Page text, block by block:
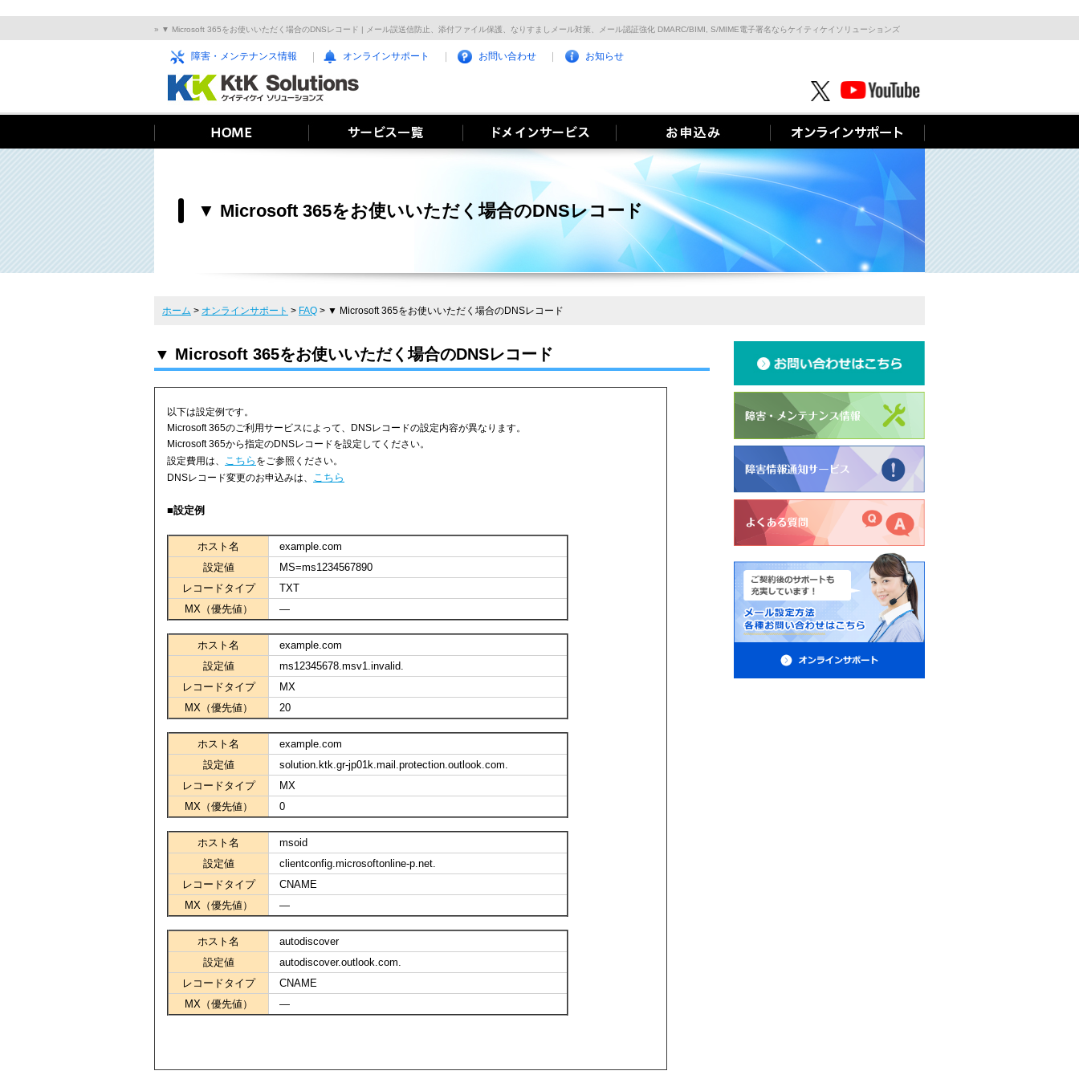
» ▼ Microsoft 365をお使いいただく場合のDNSレコード | メール誤送信防止、添付ファイル保護、なりすましメール対策、メール認証強化 DMARC/BIMI, S/MIME電子署名ならケイティケイソリューションズ
障害・メンテナンス情報 オンラインサポート お問い合わせ お知らせ
▼ Microsoft 365をお使いいただく場合のDNSレコード
ホーム > オンラインサポート > FAQ > ▼ Microsoft 365をお使いいただく場合のDNSレコード
▼ Microsoft 365をお使いいただく場合のDNSレコード
以下は設定例です。
Microsoft 365のご利用サービスによって、DNSレコードの設定内容が異なります。
Microsoft 365から指定のDNSレコードを設定してください。
設定費用は、 こちら をご参照ください。
DNSレコード変更のお申込みは、 こちら
■設定例
ホスト名
example.com
設定値
MS=ms1234567890
レコードタイプ
TXT
MX（優先値）
―
ホスト名
example.com
設定値
ms12345678.msv1.invalid.
レコードタイプ
MX
MX（優先値）
20
ホスト名
example.com
設定値
solution.ktk.gr-jp01k.mail.protection.outlook.com.
レコードタイプ
MX
MX（優先値）
0
ホスト名
msoid
設定値
clientconfig.microsoftonline-p.net.
レコードタイプ
CNAME
MX（優先値）
―
ホスト名
autodiscover
設定値
autodiscover.outlook.com.
レコードタイプ
CNAME
MX（優先値）
―